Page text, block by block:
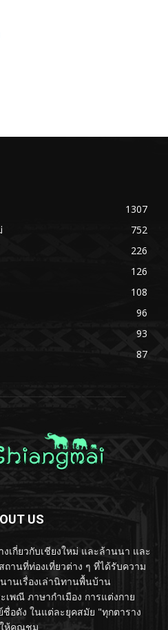
1307
752
226
126
108
96
93
87
US
เกี่ยวกับเชียงใหม่ และล้านนา และ
านที่ท่องเที่ยวต่าง ๆ ที่ได้รับความ
านเรื่องเล่านิทานพื้นบ้าน
พณี ภาษากำเมือง การแต่งกาย
อดัง ในแต่ละยุคสมัย "ทุกตาราง
ให้คุณชม